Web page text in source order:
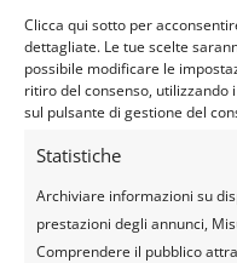
Clicca qui sotto per
dettagliate. Le tue scelte
possibile modificare le
ritiro del consenso, utilizzando
sul pulsante di gestione del
Statistiche
Archiviare informazioni su
prestazioni degli annunci,
Comprendere il pubblico
ACCETTI